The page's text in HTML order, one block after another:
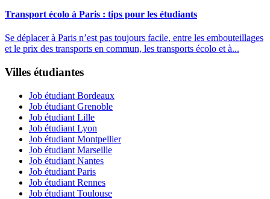
Transport écolo à Paris : tips pour les étudiants
Se déplacer à Paris n’est pas toujours facile, entre les embouteillages
et le prix des transports en commun, les transports écolo et à...
Villes étudiantes
Job étudiant Bordeaux
Job étudiant Grenoble
Job étudiant Lille
Job étudiant Lyon
Job étudiant Montpellier
Job étudiant Marseille
Job étudiant Nantes
Job étudiant Paris
Job étudiant Rennes
Job étudiant Toulouse